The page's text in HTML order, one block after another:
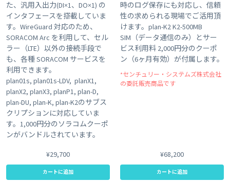
た、汎用入出力(DI×1、DO×1) の
インタフェースを搭載していま
す。WireGuard 対応のため、
SORACOM Arc を利用して、セル
ラー（LTE）以外の接続手段で
も、各種 SORACOM サービスを
利用できます。
plan01s, plan01s-LDV, planX1,
planX2, planX3, planP1, plan-D,
plan-DU, plan-K, plan-K2のサブス
クリプションに対応していま
す。1,000円分のソラコムクーポ
ンがバンドルされています。
¥29,700
カートに追加
時のログ保存にも対応し、信頼
性の求められる現場でご活用頂
けます。plan-K2 K2-500MB
SIM（データ通信のみ）とサー
ビス利用料 2,000円分のクーポ
ン（6ヶ月有効）が付属します。
*センチュリー・システムズ株式会社
の委託販売商品です
¥68,200
カートに追加